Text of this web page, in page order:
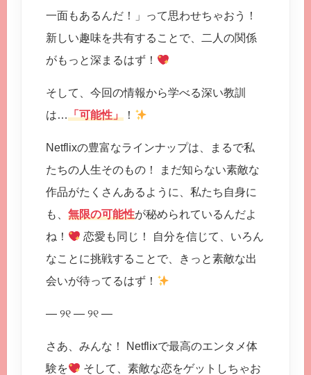
一面もあるんだ！」って思わせちゃおう！
新しい趣味を共有することで、二人の関係
がもっと深まるはず！
そして、今回の情報から学べる深い教訓
は…「可能性」 ！
Netflixの豊富なラインナップは、まるで私
たちの人生そのもの！ まだ知らない素敵な
作品がたくさんあるように、私たち自身に
も、 無限の可能性が秘められているんだよ
ね！
恋愛も同じ！ 自分を信じて、いろん
なことに挑戦することで、きっと素敵な出
会いが待ってるはず！
— ୨୧ — ୨୧ —
さあ、みんな！ Netflixで最高のエンタメ体
験を
そして、素敵な恋をゲットしちゃお